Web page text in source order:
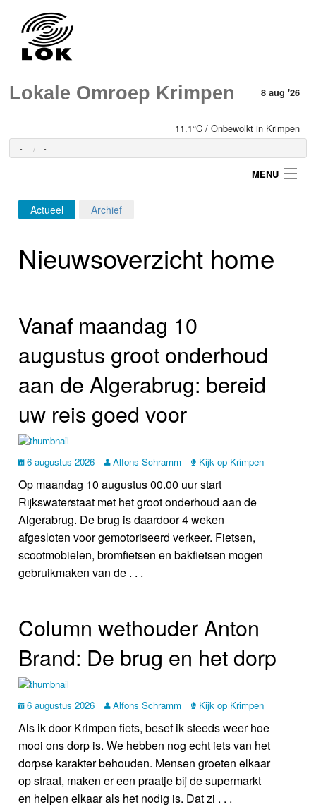
Lokale Omroep Krimpen 8 aug '26
11.1°C / Onbewolkt in Krimpen
- -
MENU
Login
Home
Nieuws
Foto's
Video
Webcam
Info
Actueel Archief
Nieuwsoverzicht home
Vanaf maandag 10
augustus groot onderhoud
aan de Algerabrug: bereid
uw reis goed voor
6 augustus 2026 Alfons Schramm Kijk op Krimpen
Op maandag 10 augustus 00.00 uur start
Rijkswaterstaat met het groot onderhoud aan de
Algerabrug. De brug is daardoor 4 weken
afgesloten voor gemotoriseerd verkeer. Fietsen,
scootmobielen, bromfietsen en bakfietsen mogen
gebruikmaken van de . . .
Column wethouder Anton
Brand: De brug en het dorp
6 augustus 2026 Alfons Schramm Kijk op Krimpen
Als ik door Krimpen fiets, besef ik steeds weer hoe
mooi ons dorp is. We hebben nog echt iets van het
dorpse karakter behouden. Mensen groeten elkaar
op straat, maken er een praatje bij de supermarkt
en helpen elkaar als het nodig is. Dat zi . . .